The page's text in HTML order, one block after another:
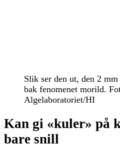
Slik ser den ut, den 2
bak fenomenet morild.
Algelaboratoriet/HI
Kan gi «kuler» på
bare snill